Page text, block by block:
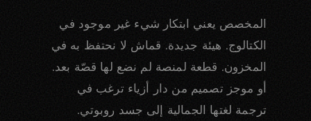
المخصص يعني ابتكار شيء غير موجود في
الكتالوج. هيئة جديدة. قماش لا نحتفظ به في
المخزون. قطعة لمنصة لم نضع لها قصّة بعد.
أو موجز تصميم من دار أزياء ترغب في
ترجمة لغتها الجمالية إلى جسد روبوتي.